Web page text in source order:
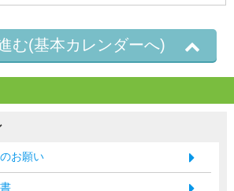
む(基本カレンダーへ)
お願い